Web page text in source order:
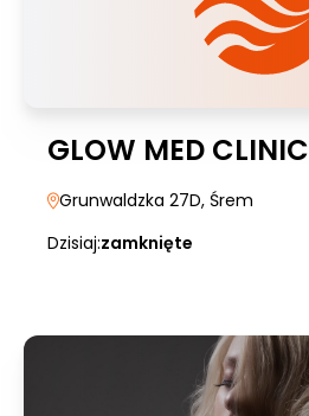
GLOW MED CLINIC
Grunwaldzka 27D, Śrem
Dzisiaj:zamknięte